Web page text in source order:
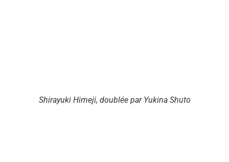
Shirayuki Himeji, doublée par Yukina Shuto